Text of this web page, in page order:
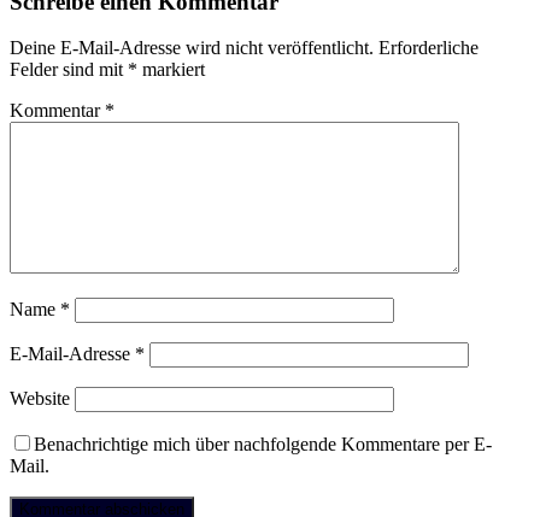
Deine E-Mail-Adresse wird nicht veröffentlicht. Erforderliche
Felder sind mit * markiert
Kommentar *
Name *
E-Mail-Adresse *
Website
Benachrichtige mich über nachfolgende Kommentare per E-
Mail.